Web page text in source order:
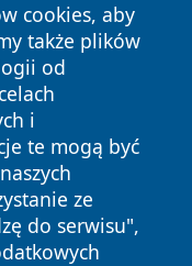
cookies, aby
także plików
od
i
te mogą być
ze
do serwisu",
prawa
Polityka